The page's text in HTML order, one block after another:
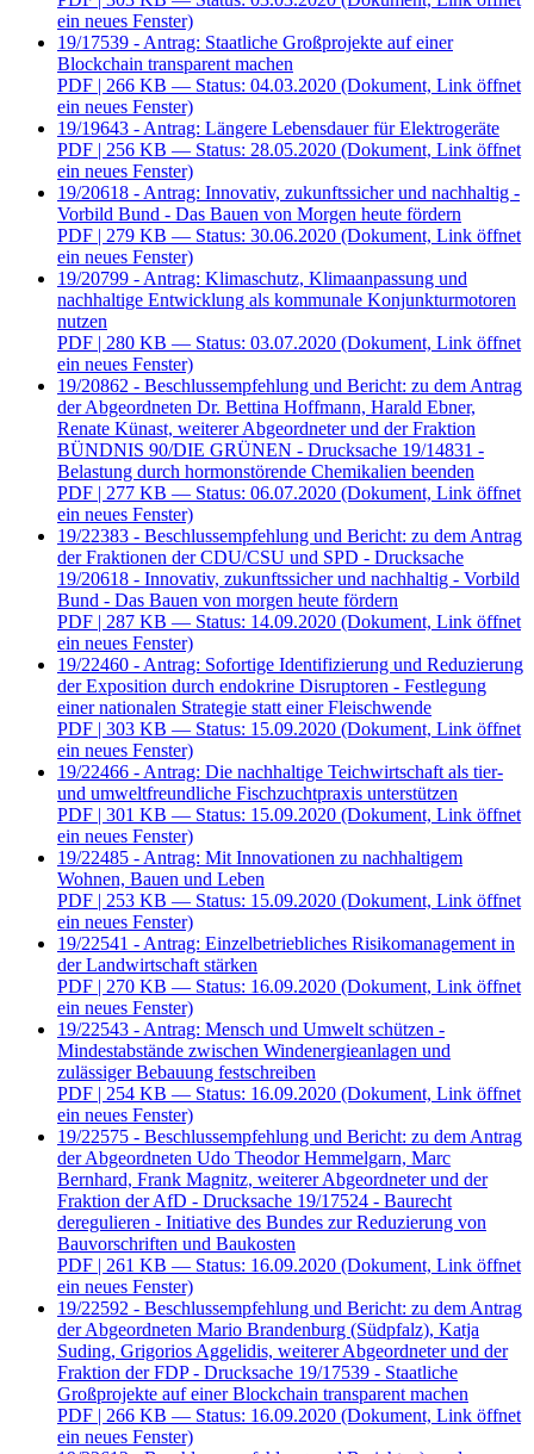
ein neues Fenster)
19/17539 - Antrag: Staatliche Großprojekte auf einer
Blockchain transparent machen
PDF | 266 KB — Status: 04.03.2020 (Dokument, Link öffnet
ein neues Fenster)
19/19643 - Antrag: Längere Lebensdauer für Elektrogeräte
PDF | 256 KB — Status: 28.05.2020 (Dokument, Link öffnet
ein neues Fenster)
19/20618 - Antrag: Innovativ, zukunftssicher und nachhaltig -
Vorbild Bund - Das Bauen von Morgen heute fördern
PDF | 279 KB — Status: 30.06.2020 (Dokument, Link öffnet
ein neues Fenster)
19/20799 - Antrag: Klimaschutz, Klimaanpassung und
nachhaltige Entwicklung als kommunale Konjunkturmotoren
nutzen
PDF | 280 KB — Status: 03.07.2020 (Dokument, Link öffnet
ein neues Fenster)
19/20862 - Beschlussempfehlung und Bericht: zu dem Antrag
der Abgeordneten Dr. Bettina Hoffmann, Harald Ebner,
Renate Künast, weiterer Abgeordneter und der Fraktion
BÜNDNIS 90/DIE GRÜNEN - Drucksache 19/14831 -
Belastung durch hormonstörende Chemikalien beenden
PDF | 277 KB — Status: 06.07.2020 (Dokument, Link öffnet
ein neues Fenster)
19/22383 - Beschlussempfehlung und Bericht: zu dem Antrag
der Fraktionen der CDU/CSU und SPD - Drucksache
19/20618 - Innovativ, zukunftssicher und nachhaltig - Vorbild
Bund - Das Bauen von morgen heute fördern
PDF | 287 KB — Status: 14.09.2020 (Dokument, Link öffnet
ein neues Fenster)
19/22460 - Antrag: Sofortige Identifizierung und Reduzierung
der Exposition durch endokrine Disruptoren - Festlegung
einer nationalen Strategie statt einer Fleischwende
PDF | 303 KB — Status: 15.09.2020 (Dokument, Link öffnet
ein neues Fenster)
19/22466 - Antrag: Die nachhaltige Teichwirtschaft als tier-
und umweltfreundliche Fischzuchtpraxis unterstützen
PDF | 301 KB — Status: 15.09.2020 (Dokument, Link öffnet
ein neues Fenster)
19/22485 - Antrag: Mit Innovationen zu nachhaltigem
Wohnen, Bauen und Leben
PDF | 253 KB — Status: 15.09.2020 (Dokument, Link öffnet
ein neues Fenster)
19/22541 - Antrag: Einzelbetriebliches Risikomanagement in
der Landwirtschaft stärken
PDF | 270 KB — Status: 16.09.2020 (Dokument, Link öffnet
ein neues Fenster)
19/22543 - Antrag: Mensch und Umwelt schützen -
Mindestabstände zwischen Windenergieanlagen und
zulässiger Bebauung festschreiben
PDF | 254 KB — Status: 16.09.2020 (Dokument, Link öffnet
ein neues Fenster)
19/22575 - Beschlussempfehlung und Bericht: zu dem Antrag
der Abgeordneten Udo Theodor Hemmelgarn, Marc
Bernhard, Frank Magnitz, weiterer Abgeordneter und der
Fraktion der AfD - Drucksache 19/17524 - Baurecht
deregulieren - Initiative des Bundes zur Reduzierung von
Bauvorschriften und Baukosten
PDF | 261 KB — Status: 16.09.2020 (Dokument, Link öffnet
ein neues Fenster)
19/22592 - Beschlussempfehlung und Bericht: zu dem Antrag
der Abgeordneten Mario Brandenburg (Südpfalz), Katja
Suding, Grigorios Aggelidis, weiterer Abgeordneter und der
Fraktion der FDP - Drucksache 19/17539 - Staatliche
Großprojekte auf einer Blockchain transparent machen
PDF | 266 KB — Status: 16.09.2020 (Dokument, Link öffnet
ein neues Fenster)